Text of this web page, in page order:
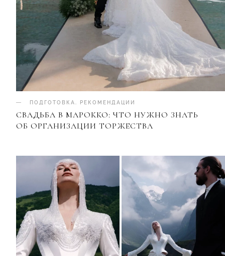
ПОДГОТОВКА РЕКОМЕНДАЦИИ
СВАДЬБА В МАРОККО: ЧТО НУЖНО ЗНАТЬ
ОБ ОРГАНИЗАЦИИ ТОРЖЕСТВА